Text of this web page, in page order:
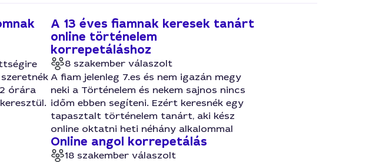
órára
A 13 éves fiamnak keresek tanárt
online történelem
korrepetáláshoz
8 szakember válaszolt
A fiam jelenleg 7.es és nem igazán megy
neki a Történelem és nekem sajnos nincs
időm ebben segíteni. Ezért keresnék egy
tapasztalt történelem tanárt, aki kész
online oktatni heti néhány alkalommal
Online angol korrepetálás
18 szakember válaszolt